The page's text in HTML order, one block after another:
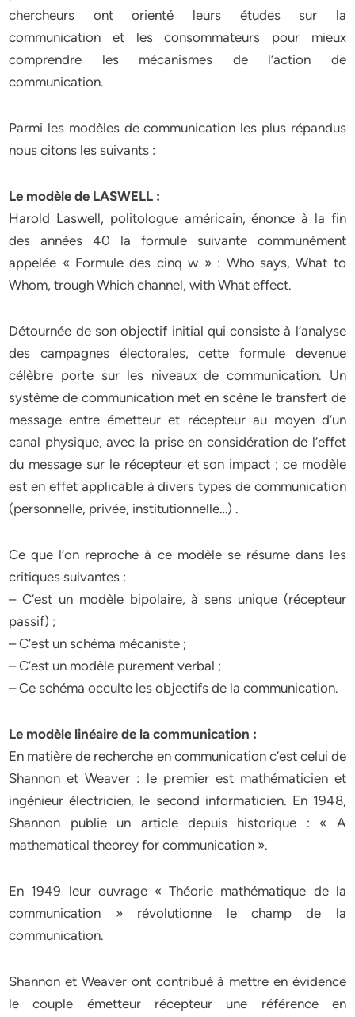
chercheurs ont orienté leurs études sur la
communication et les consommateurs pour mieux
comprendre les mécanismes de l’action de
communication.
Parmi les modèles de communication les plus répandus
nous citons les suivants :
Le modèle de LASWELL :
Harold Laswell, politologue américain, énonce à la fin
des années 40 la formule suivante communément
appelée « Formule des cinq w » : Who says, What to
Whom, trough Which channel, with What effect.
Détournée de son objectif initial qui consiste à l’analyse
des campagnes électorales, cette formule devenue
célèbre porte sur les niveaux de communication. Un
système de communication met en scène le transfert de
message entre émetteur et récepteur au moyen d’un
canal physique, avec la prise en considération de l’effet
du message sur le récepteur et son impact ; ce modèle
est en effet applicable à divers types de communication
(personnelle, privée, institutionnelle…) .
Ce que l’on reproche à ce modèle se résume dans les
critiques suivantes :
– C’est un modèle bipolaire, à sens unique (récepteur
passif) ;
– C’est un schéma mécaniste ;
– C’est un modèle purement verbal ;
– Ce schéma occulte les objectifs de la communication.
Le modèle linéaire de la communication :
En matière de recherche en communication c’est celui de
Shannon et Weaver : le premier est mathématicien et
ingénieur électricien, le second informaticien. En 1948,
Shannon publie un article depuis historique : « A
mathematical theorey for communication ».
En 1949 leur ouvrage « Théorie mathématique de la
communication » révolutionne le champ de la
communication.
Shannon et Weaver ont contribué à mettre en évidence
le couple émetteur récepteur une référence en